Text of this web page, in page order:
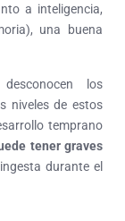
a inteligencia,
una buena
los
niveles de estos
temprano
tener graves
durante el